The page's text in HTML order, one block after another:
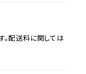
配送料に関しては